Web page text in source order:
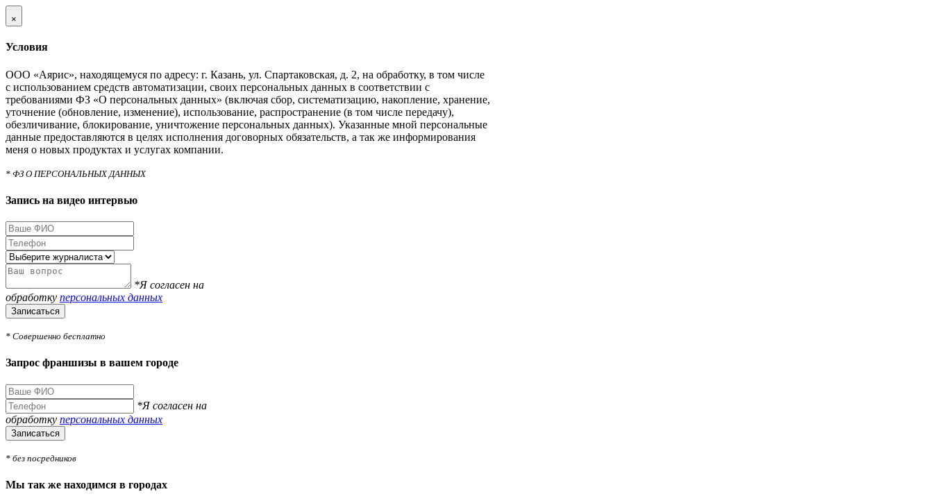
×
Условия
ООО «Аярис», находящемуся по адресу: г. Казань, ул. Спартаковская, д. 2, на обработку, в том числе
с использованием средств автоматизации, своих персональных данных в соответствии с
требованиями ФЗ «О персональных данных» (включая сбор, систематизацию, накопление, хранение,
уточнение (обновление, изменение), использование, распространение (в том числе передачу),
обезличивание, блокирование, уничтожение персональных данных). Указанные мной персональные
данные предоставляются в целях исполнения договорных обязательств, а так же информирования
меня о новых продуктах и услугах компании.
* ФЗ О ПЕРСОНАЛЬНЫХ ДАННЫХ
Запись на видео интервью
*Я согласен на
обработку персональных данных
Записаться
* Совершенно бесплатно
Запрос франшизы в вашем городе
*Я согласен на
обработку персональных данных
Записаться
* без посредников
Мы так же находимся в городах